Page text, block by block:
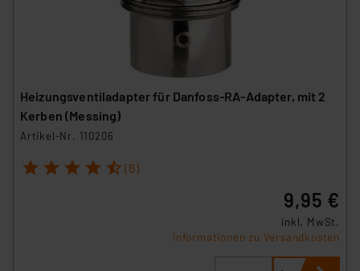
Heizungsventiladapter für Danfoss-RA-Adapter, mit 2
Kerben (Messing)
Artikel-Nr. 110206
1 2 3 4 5 (6)
9,95 €
inkl. MwSt.
Informationen zu Versandkosten